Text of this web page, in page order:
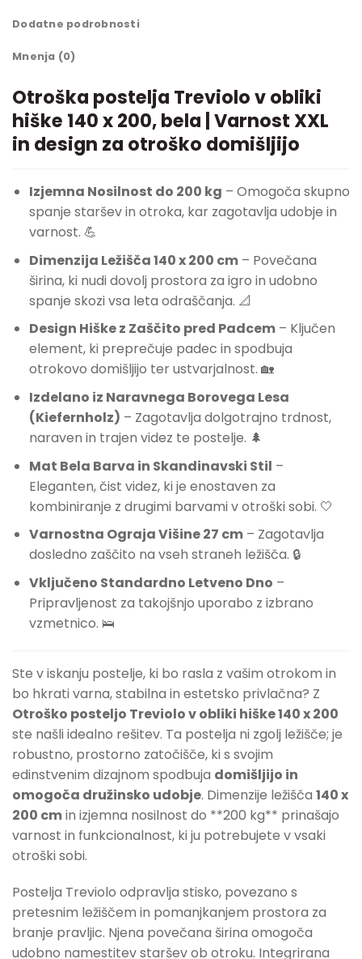
Dodatne podrobnosti
Mnenja (0)
Otroška postelja Treviolo v obliki
hiške 140 x 200, bela | Varnost XXL
in design za otroško domišljijo
Izjemna Nosilnost do 200 kg – Omogoča skupno
spanje staršev in otroka, kar zagotavlja udobje in
varnost. 💪
Dimenzija Ležišča 140 x 200 cm– Povečana
širina, ki nudi dovolj prostora za igro in udobno
spanje skozi vsa leta odraščanja. 📐
Design Hiške z Zaščito pred Padcem– Ključen
element, ki preprečuje padec in spodbuja
otrokovo domišljijo ter ustvarjalnost. 🏡
Izdelano iz Naravnega Borovega Lesa
(Kiefernholz) – Zagotavlja dolgotrajno trdnost,
naraven in trajen videz te postelje. 🌲
Mat Bela Barva in Skandinavski Stil –
Eleganten, čist videz, ki je enostaven za
kombiniranje z drugimi barvami v otroški sobi. 🤍
Varnostna Ograja Višine 27 cm– Zagotavlja
dosledno zaščito na vseh straneh ležišča. 🔒
Vključeno Standardno Letveno Dno –
Pripravljenost za takojšnjo uporabo z izbrano
vzmetnico. 🛌
Ste v iskanju postelje, ki bo rasla z vašim otrokom in
bo hkrati varna, stabilna in estetsko privlačna? Z
Otroško posteljo Treviolo v obliki hiške 140 x 200
ste našli idealno rešitev. Ta postelja ni zgolj ležišče; je
robustno, prostorno zatočišče, ki s svojim
edinstvenim dizajnom spodbuja domišljijo in
omogoča družinsko udobje. Dimenzije ležišča 140 x
200 cmin izjemna nosilnost do **200 kg** prinašajo
varnost in funkcionalnost, ki ju potrebujete v vsaki
otroški sobi.
Postelja Treviolo odpravlja stisko, povezano s
pretesnim ležiščem in pomanjkanjem prostora za
branje pravljic. Njena povečana širina omogoča
udobno namestitev staršev ob otroku. Integrirana